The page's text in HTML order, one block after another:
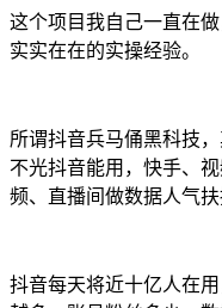
这个项目我自己一直在
实实在在的实操经验。
所谓抖音兵马俑黑科技
不光抖音能用，快手、
频、直播间做数据人气扶
抖音每天将近十亿人在